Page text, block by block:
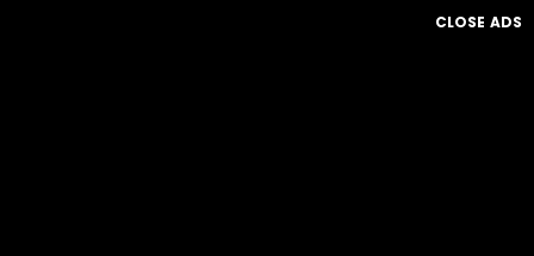
CLOSE ADS